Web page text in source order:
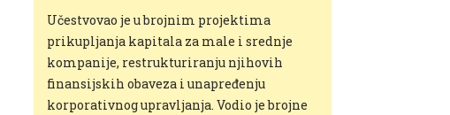
Učestvovao je u brojnim projektima
prikupljanja kapitala za male i srednje
kompanije, restrukturiranju njihovih
finansijskih obaveza i unapređenju
korporativnog upravljanja. Vodio je brojne